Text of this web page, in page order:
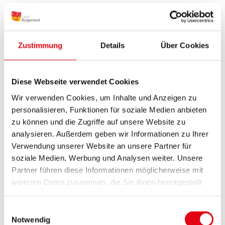
Zustimmung Details Über Cookies
Diese Webseite verwendet Cookies
Wir verwenden Cookies, um Inhalte und Anzeigen zu
personalisieren, Funktionen für soziale Medien anbieten
zu können und die Zugriffe auf unsere Website zu
analysieren. Außerdem geben wir Informationen zu Ihrer
Verwendung unserer Website an unsere Partner für
soziale Medien, Werbung und Analysen weiter. Unsere
Partner führen diese Informationen möglicherweise mit
weiteren Daten zusammen, die Sie ihnen bereitgestellt
Notwendig
In Katzelsdorf und Neudörfl wird derzeit intensiv
an den neuen Unterführungen sowie an den
In Bad Sauerbrunn konnte bereits die
abgeschlossen werden. Die Vorschotterung ist
ebenfalls fertiggestellt, und diese Woche startet
die erste Phase der Gleisverlegungsarbeiten. Die
neue Bahnsteigkante ist bereits sichtbar. Ein
wichtiger Meilenstein wird die Wiedereröffnung
des Viadukts spätestens am 15. September sein,
die Eisenbahnkreuzung Reichelgasse bleibt noch
bis 15. Juli gesperrt.
In Wiesen-Sigleß laufen aktuell Arbeiten an der